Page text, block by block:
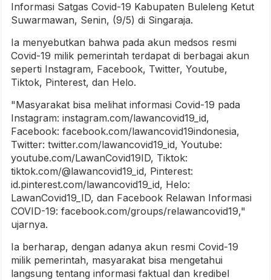
Informasi Satgas Covid-19 Kabupaten Buleleng Ketut
Suwarmawan, Senin, (9/5) di Singaraja.
Ia menyebutkan bahwa pada akun medsos resmi
Covid-19 milik pemerintah terdapat di berbagai akun
seperti Instagram, Facebook, Twitter, Youtube,
Tiktok, Pinterest, dan Helo.
"Masyarakat bisa melihat informasi Covid-19 pada
Instagram: instagram.com/lawancovid19_id,
Facebook: facebook.com/lawancovid19indonesia,
Twitter: twitter.com/lawancovid19_id, Youtube:
youtube.com/LawanCovid19ID, Tiktok:
tiktok.com/@lawancovid19_id, Pinterest:
id.pinterest.com/lawancovid19_id, Helo:
LawanCovid19_ID, dan Facebook Relawan Informasi
COVID-19: facebook.com/groups/relawancovid19,"
ujarnya.
Ia berharap, dengan adanya akun resmi Covid-19
milik pemerintah, masyarakat bisa mengetahui
langsung tentang informasi faktual dan kredibel